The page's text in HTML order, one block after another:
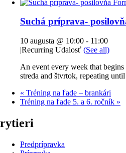
Suchá príprava-
10 augusta @ 10:00 - 11:00
|Recurring Udalosť (See all)
An event every week that
streda and štvrtok, repeating
« Tréning na ľade – brankári
Tréning na ľade 5. a 6. ročník »
rytieri
Predprípravka